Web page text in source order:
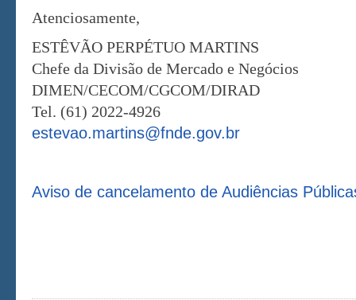
Atenciosamente,
ESTÊVÃO PERPÉTUO MARTINS
Chefe da Divisão de Mercado e Negócios
DIMEN/CECOM/CGCOM/DIRAD
Tel. (61) 2022-4926
estevao.martins@fnde.gov.br
Aviso de cancelamento de Audiências